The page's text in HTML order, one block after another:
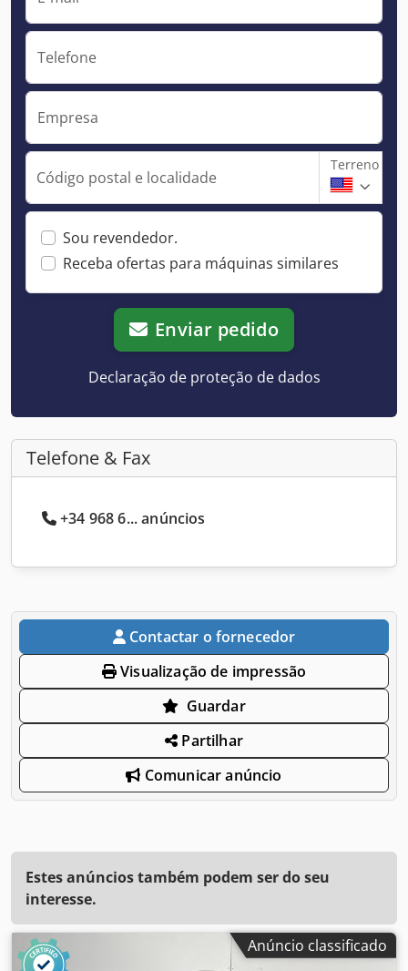
Telefone
Empresa
Código postal e localidade
Terreno
Sou revendedor.
Receba ofertas para máquinas similares
Enviar pedido
Declaração de proteção de dados
Telefone & Fax
+34 968 6... anúncios
Contactar o fornecedor
Visualização de impressão
Guardar
Partilhar
Comunicar anúncio
Estes anúncios também podem ser do seu
interesse.
Anúncio classificado